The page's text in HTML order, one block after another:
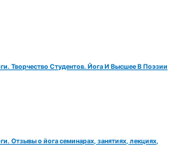
Творчество Студентов. Йога И Высшее В Поэзии
Отзывы о йога семинарах, занятиях, лекциях,